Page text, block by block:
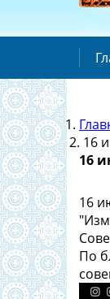
16
16
16
По